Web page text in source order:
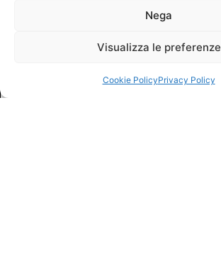
Nega
Visualizza le preferenze
Cookie PolicyPrivacy Policy